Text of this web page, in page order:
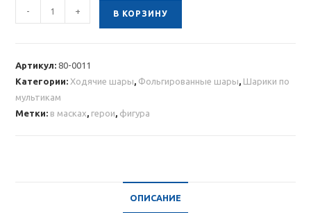
Количество
товара
в
- + В КОРЗИНУ
Артикул:80-0011
Категории: Ходячие шары, Фольгированные шары, Шарики по
мультикам
Метки: в масках, герои, фигура
ОПИСАНИЕ